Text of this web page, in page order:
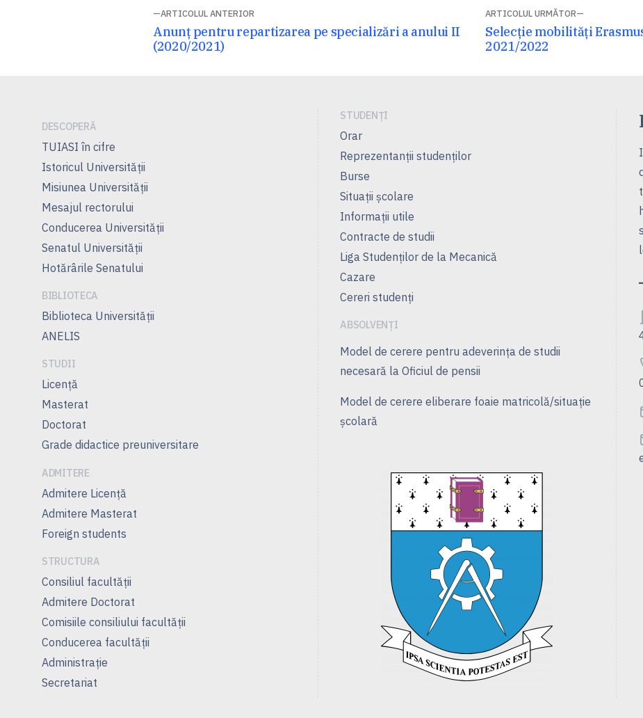
ARTICOLUL ANTERIOR
Articolul
anterior:
Anunț pentru repartizarea pe specializări a anului II
(2020/2021)
ARTICOLUL URMĂTOR
Articolul
următor:
Selecție mobilități
2021/2022
DESCOPERĂ
TUIASI în cifre
Istoricul Universităţii
Misiunea Universităţii
Mesajul rectorului
Conducerea Universităţii
Senatul Universității
Hotărârile Senatului
BIBLIOTECA
Biblioteca Universității
ANELIS
STUDII
Licență
Masterat
Doctorat
Grade didactice preuniversitare
ADMITERE
Admitere Licenţă
Admitere Masterat
Foreign students
STRUCTURA
Consiliul facultăţii
Admitere Doctorat
Comisiile consiliului facultăţii
Conducerea facultăţii
Administrație
Secretariat
STUDENȚI
Orar
Reprezentanţii studenţilor
Burse
Situații școlare
Informații utile
Contracte de studii
Liga Studenţilor de la Mecanică
Cazare
Cereri studenți
ABSOLVENȚI
Model de cerere pentru adeverința de studii
necesară la Oficiul de pensii
Model de cerere eliberare foaie matricolă/situație
școlară